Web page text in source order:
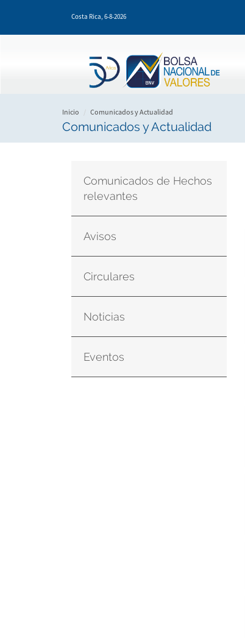
Costa Rica, 6-8-2026
Inicio Comunicados y Actualidad
Comunicados y Actualidad
Comunicados de Hechos
relevantes
Avisos
Circulares
Noticias
Eventos